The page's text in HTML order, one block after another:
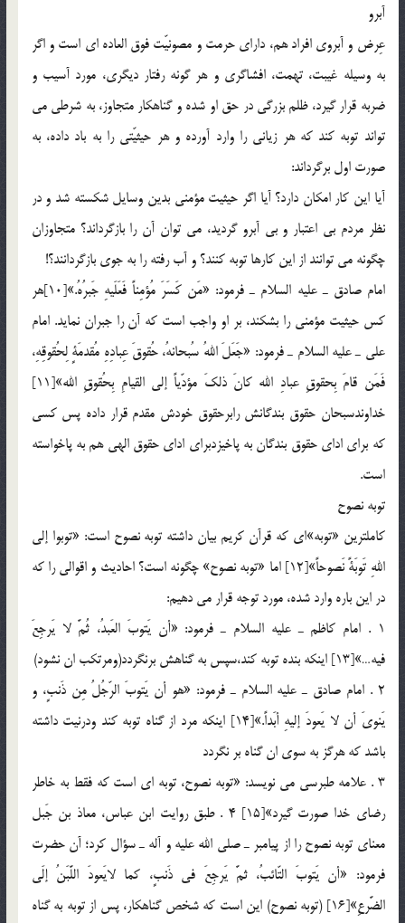
آبرو
عِرض و آبروي افراد هم، داراي حرمت و مصونيّت فوق العاده اي است و اگر
به وسيله غيبت، تهمت، افشاگري و هر گونه رفتار ديگري، مورد آسيب و
ضربه قرار گيرد، ظلم بزرگي در حق او شده و گناهكار متجاوز، به شرطي مي
تواند توبه كند كه هر زياني را وارد آورده و هر حيثيّتي را به باد داده، به
صورت اول برگرداند:
آيا اين كار امكان دارد؟ آيا اگر حيثيت مؤمني بدين وسايل شكسته شد و در
نظر مردم بي اعتبار و بي آبرو گرديد، مي توان آن را بازگرداند؟ متجاوزان
چگونه مي توانند از اين كارها توبه كنند؟ و آب رفته را به جوي بازگردانند؟!
امام صادق ـ عليه السلام ـ فرمود: «مَن كَسَرَ مُؤمِناً فَعَلَيهِ جَبرُهُ.»[10]هر
كس حيثيت مؤمني را بشكند، بر او واجب است كه آن را جبران نمايد. امام
علي ـ عليه السلام ـ فرمود: «جَعَلَ اللهُ سُبحانهُ، حُقوقَ عِبادِهِ مُقدمَةٍ لِحُقوقِهِ،
فَمَن قامَ بِحقوقِ عبادِ الله كانَ ذلكَ مؤدّياً إلي القيامِ بِحُقوقِ الله»[11]
خداوندسبحان حقوق بندگانش رابرحقوق خودش مقدم قرار داده پس كسي
كه براي اداي حقوق بندگان به پاخيزدبراي اداي حقوق الهي هم به پاخواسته
است.
توبه نصوح
كاملترين «توبه»اي كه قرآن كريم بيان داشته توبه نصوح است: «توبوا إلي
اللهِ تَوبَةً نَصوحاً»[12] اما «توبه نصوح» چگونه است؟ احاديث و اقوالي را كه
در اين باره وارد شده، مورد توجه قرار مي دهيم:
1 . امام كاظم ـ عليه السلام ـ فرمود: «أن يَتوبَ‌ العَبدُ، ثُمَّ لا يَرجِعَ
فيه…»[13] اينكه بنده توبه كند،سپس به گناهش برنگردد(ومرتكب ان نشود)
2 . امام صادق ـ عليه السلام ـ فرمود: «هو أن يَتوبَ الرّجُلُ مِن ذَنبٍ، و
يَنويَ أن لا يَعودَ‌ إليهِ أبَداً.»[14] اينكه مرد از گناه توبه كند ودرنيت داشته
باشد كه هرگز به سوي ان گناه بر نگردد
3 . علامه طبرسي مي نويسد: «توبه نصوح، توبه اي است كه فقط به خاطر
رضاي خدا صورت گيرد»[15] 4 . طبق روايت ابن عباس، معاذ بن جَبل
معناي توبه نصوح را از پيامبر ـ صلي الله عليه و آله ـ سؤال كرد؛ آن حضرت
فرمود: «أن يَتوبَ التّائبُ، ثمَّ يَرجِعَ في ذَنبٍ، كما لايَعودَ اللَّبَنُ إلَي
الضَّرعِ»[16] (توبه نصوح) اين است كه شخص گناهكار، پس از توبه به گناه